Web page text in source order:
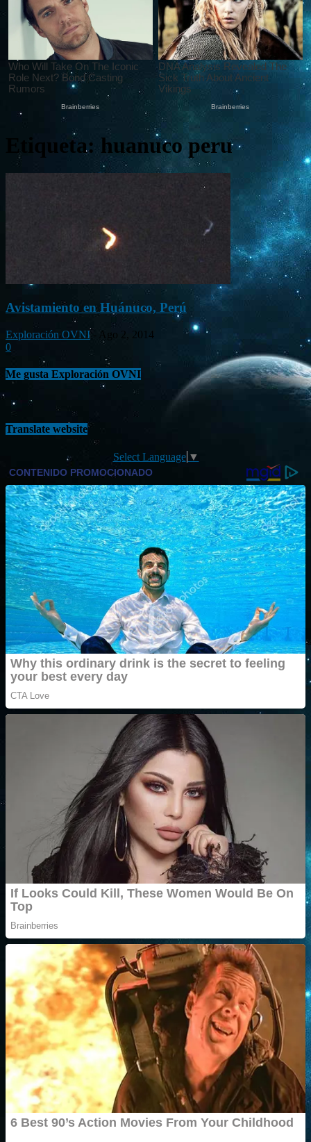
Etiqueta: huanuco peru
Avistamiento en Huánuco, Perú
Exploración OVNI -
Ago 2, 2014
0
Me gusta Exploración OVNI
Translate website
Select Language ▼